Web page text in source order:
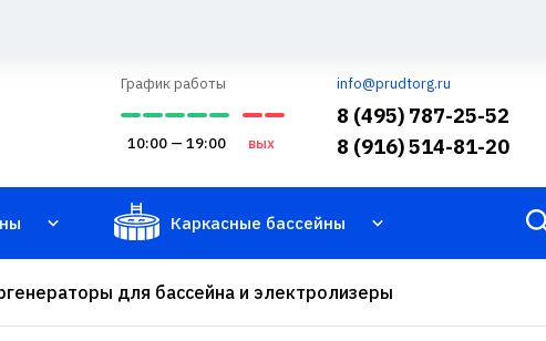
График работы
10:00 — 19:00 вых
info@prudtorg.ru
8 (495) 787-25-52
8 (916) 514-81-20
Каркасные бассейны
для бассейна и электролизеры